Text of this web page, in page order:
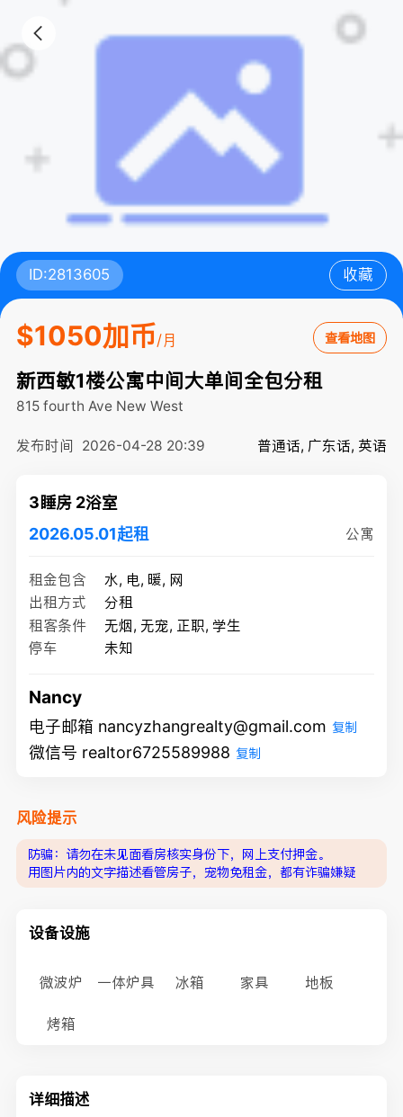
ID:2813605 收藏
$1050加币/月 查看地图
新西敏1楼公寓中间大单间全包分租
815 fourth Ave New West
发布时间 2026-04-28 20:39 普通话, 广东话, 英语
3睡房 2浴室
2026.05.01起租
公寓
租金包含
水, 电, 暖, 网
出租方式
分租
租客条件
无烟, 无宠, 正职, 学生
停车
未知
Nancy
电子邮箱 nancyzhangrealty@gmail.com 复制
微信号 realtor6725589988 复制
风险提示
防骗：请勿在未见面看房核实身份下，网上支付押金。
用图片内的文字描述看管房子，宠物免租金，都有诈骗嫌疑
设备设施
微波炉 一体炉具 冰箱 家具 地板
烤箱
详细描述